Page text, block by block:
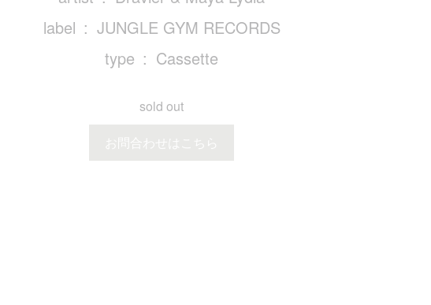
label
JUNGLE GYM RECORDS
type
Cassette
sold out
お問合わせはこちら